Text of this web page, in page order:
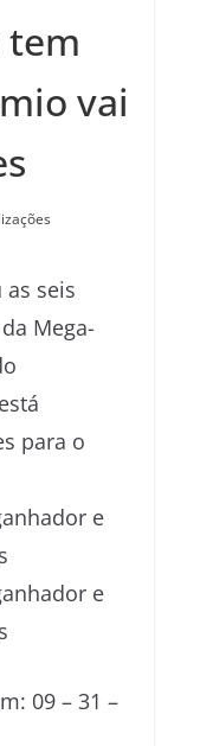
tem
vai
seis
Mega-
para o
09 – 31 –